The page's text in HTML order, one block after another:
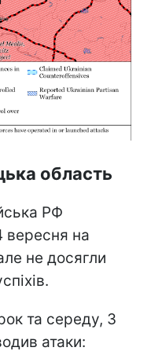
область
РФ
вересня на
не досягли
та середу, 3
атаки: